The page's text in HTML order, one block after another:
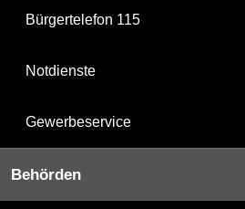
Bürgertelefon 115
Notdienste
Gewerbeservice
Behörden